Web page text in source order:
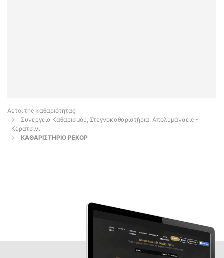
Αετοί της καθαριότητας
Συνεργεία Καθαρισμού, Στεγνοκαθαριστήρια, Απολυμάνσεις -
Κερατσίνι
ΚΑΘΑΡΙΣΤΗΡΙΟ ΡΕΚΟΡ